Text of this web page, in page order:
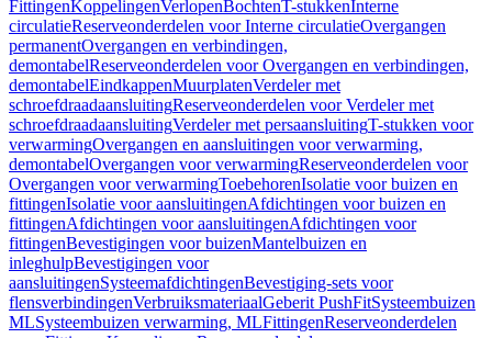
FittingenKoppelingenVerlopenBochtenT-stukkenInterne
circulatieReserveonderdelen voor Interne circulatieOvergangen
permanentOvergangen en verbindingen,
demontabelReserveonderdelen voor Overgangen en verbindingen,
demontabelEindkappenMuurplatenVerdeler met
schroefdraadaansluitingReserveonderdelen voor Verdeler met
schroefdraadaansluitingVerdeler met persaansluitingT-stukken voor
verwarmingOvergangen en aansluitingen voor verwarming,
demontabelOvergangen voor verwarmingReserveonderdelen voor
Overgangen voor verwarmingToebehorenIsolatie voor buizen en
fittingenIsolatie voor aansluitingenAfdichtingen voor buizen en
fittingenAfdichtingen voor aansluitingenAfdichtingen voor
fittingenBevestigingen voor buizenMantelbuizen en
inleghulpBevestigingen voor
aansluitingenSysteemafdichtingenBevestiging-sets voor
flensverbindingenVerbruiksmateriaalGeberit PushFitSysteembuizen
MLSysteembuizen verwarming, MLFittingenReserveonderdelen